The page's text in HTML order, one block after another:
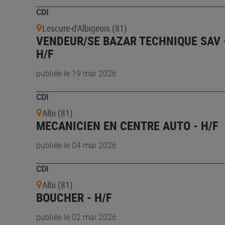
CDI
Lescure-d'Albigeois (81)
VENDEUR/SE BAZAR TECHNIQUE SAV
H/F
publiée le 19 mai 2026
CDI
Albi (81)
MECANICIEN EN CENTRE AUTO - H/F
publiée le 04 mai 2026
CDI
Albi (81)
BOUCHER - H/F
publiée le 02 mai 2026